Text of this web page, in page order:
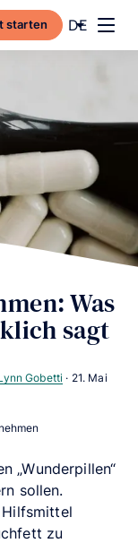
starten Current
DE
Was
sagt
Gobetti · 21. Mai
„Wunderpillen“
sollen.
zu